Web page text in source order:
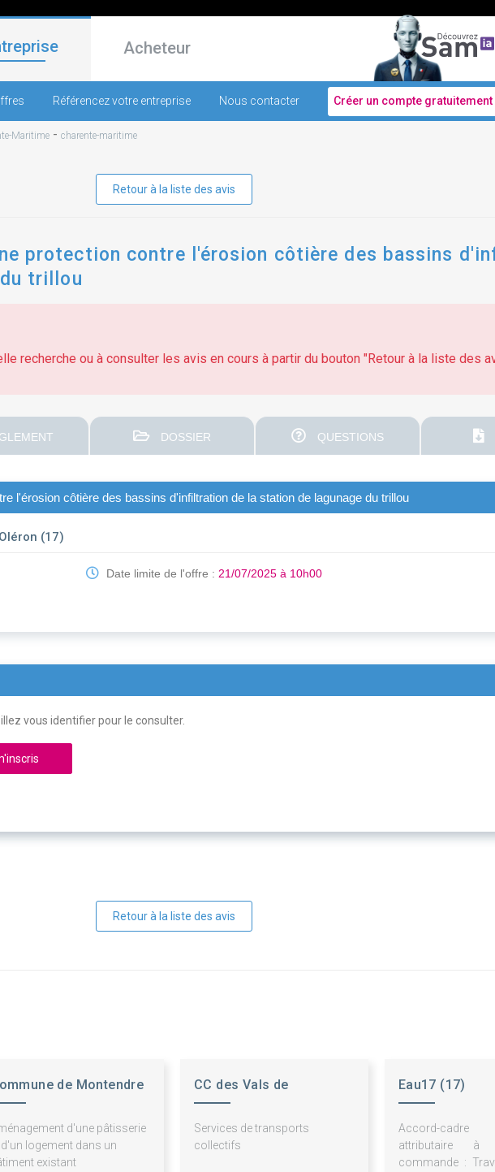
Acheteur
Référencez votre entreprise Nous contacter Créer un compte gratuitement
Maritime - charente-maritime
Retour à la liste des avis
protection contre l'érosion côtière des bassins
trillou
recherche ou à consulter les avis en cours à partir du bouton "Retour à la liste des
DOSSIER QUESTIONS
l'érosion côtière des bassins d'infiltration de la station de lagunage du trillou
(17)
Date limite de l'offre :21/07/2025 à 10h00
vous identifier pour le consulter.
Retour à la liste des avis
de Montendre
d'une pâtisserie
d'un logement dans un
existant
CC des Vals de
Services de transports
collectifs
Eau17 (17)
Accord-
attributaire
commande :